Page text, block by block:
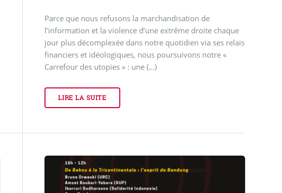
Parce que nous refusons la marchandisation de
l’information et la violence d’une extrême droite chaque
jour plus décomplexée dans notre quotidien via ses relais
financiers et idéologiques, nous poursuivons notre «
Carrefour des utopies » : une (…)
LIRE LA SUITE